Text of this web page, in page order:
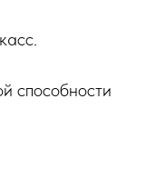
способности